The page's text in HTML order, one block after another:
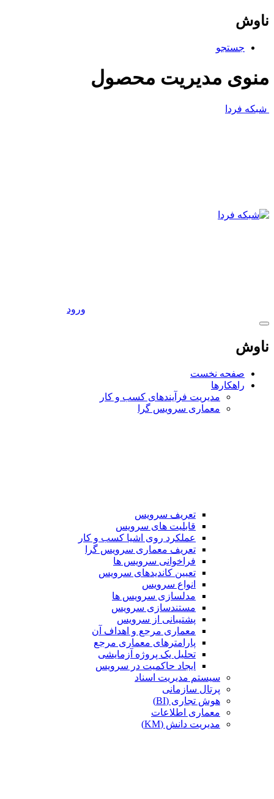
جستجو
مدیریت محصول
شبکه فردا
ورود
صفحه نخست
راهکارها
مدیریت فرآیندهای کسب و کار
معماری سرویس گرا
تعریف سرویس
قابلیت های سرویس
عملکرد روی اشیا کسب و کار
تعریف معماری سرویس گرا
فراخوانی سرویس ها
تعیین کاندیدهای سرویس
انواع سرویس
مدلسازی سرویس ها
مستندسازی سرویس
پشتیبانی از سرویس
معماری مرجع و اهداف آن
پارامترهای معماری مرجع
تحلیل یک پروژه آزمایشی
ایجاد حاکمیت در سرویس
سیستم مدیریت اسناد
پرتال سازمانی
هوش تجاری (BI)
معماری اطلاعات
مدیریت دانش (KM)